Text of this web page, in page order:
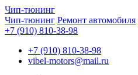
Чип-тюнинг
Чип-тюнинг Ремонт автомобиля
+7 (910) 810-38-98
+7 (910) 810-38-98
vibel-motors@mail.ru